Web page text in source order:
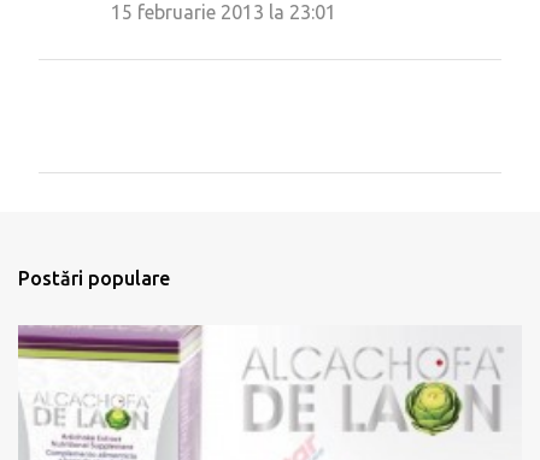
15 februarie 2013 la 23:01
m
e
ț
u
n
c
Postări populare